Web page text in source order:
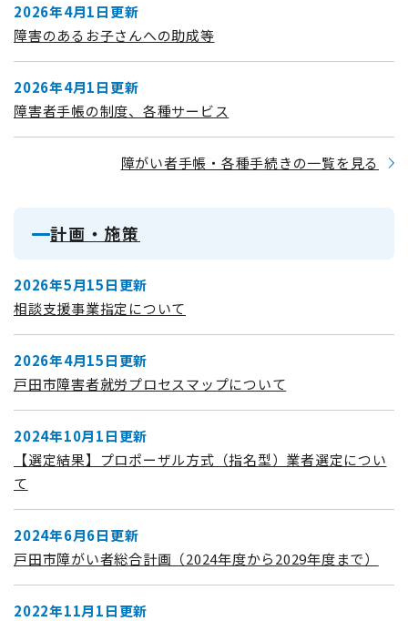
2026年4月1日更新
障害のあるお子さんへの助成等
2026年4月1日更新
障害者手帳の制度、各種サービス
障がい者手帳・各種手続きの一覧を見る
計画・施策
2026年5月15日更新
相談支援事業指定について
2026年4月15日更新
戸田市障害者就労プロセスマップについて
2024年10月1日更新
【選定結果】プロポーザル方式（指名型）業者選定につい
て
2024年6月6日更新
戸田市障がい者総合計画（2024年度から2029年度まで）
2022年11月1日更新